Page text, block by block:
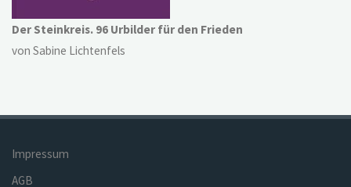
Der Steinkreis. 96 Urbilder für den Frieden
von Sabine Lichtenfels
Impressum
AGB